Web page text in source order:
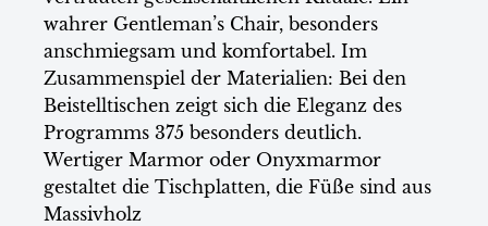
wahrer Gentleman’s Chair, besonders
anschmiegsam und komfortabel. Im
Zusammenspiel der Materialien: Bei den
Beistelltischen zeigt sich die Eleganz des
Programms 375 besonders deutlich.
Wertiger Marmor oder Onyxmarmor
gestaltet die Tischplatten, die Füße sind aus
Massivholz